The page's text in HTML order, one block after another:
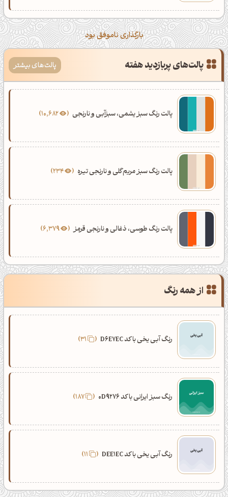
بارگذاری ناموفق بود
پالت‌های پربازدید هفته پالت‌های بیشتر
پالت رنگ سبز یشمی، سبزآبی و نارنجی 10,682
پالت رنگ سبز مریم‌گلی و نارنجی تیره 234
پالت رنگ طوسی، ذغالی و نارنجی قرمز 6,379
از همه رنگ
رنگ آبی یخی با کد D6E7EC
رنگ سبز ایرانی با کد 0D9276 187
رنگ آبی یخی با کد DEE1EC